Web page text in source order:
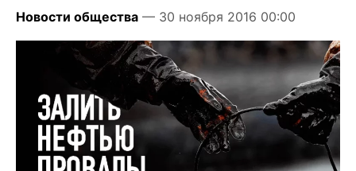
Новости общества — 30 ноября 2016 00:00